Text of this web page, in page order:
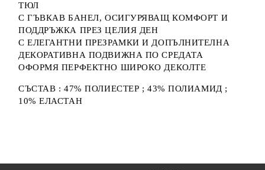
ТЮЛ
С ГЪВКАВ БАНЕЛ, ОСИГУРЯВАЩ КОМФОРТ И
ПОДДРЪЖКА ПРЕЗ ЦЕЛИЯ ДЕН
С ЕЛЕГАНТНИ ПРЕЗРАМКИ И ДОПЪЛНИТЕЛНА
ДЕКОРАТИВНА ПОДВИЖНА ПО СРЕДАТА
ОФОРМЯ ПЕРФЕКТНО ШИРОКО ДЕКОЛТЕ
СЪСТАВ : 47% ПОЛИЕСТЕР ; 43% ПОЛИАМИД ;
10% ЕЛАСТАН